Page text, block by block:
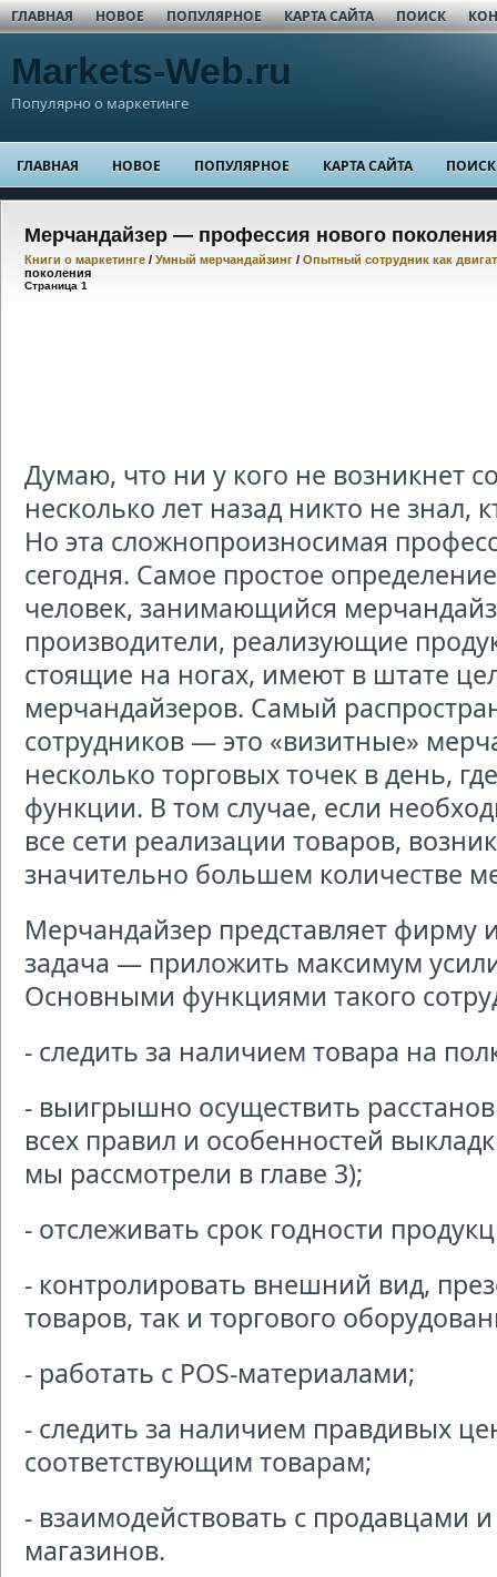
ГЛАВНАЯ НОВОЕ ПОПУЛЯРНОЕ КАРТА САЙТА ПОИСК
Markets-Web.ru
Популярно о маркетинге
ГЛАВНАЯ НОВОЕ ПОПУЛЯРНОЕ КАРТА САЙТА ПОИСК
Мерчандайзер — профессия нового поколения
Книги о маркетинге / Умный мерчандайзинг / Опытный сотрудник как
поколения
Страница 1
Думаю, что ни у кого не возникнет
несколько лет назад никто не знал,
Но эта сложнопроизносимая
сегодня. Самое простое
человек, занимающийся
производители, реализующие
стоящие на ногах, имеют в штате
мерчандайзеров. Самый
сотрудников — это «визитные»
несколько торговых точек в день,
функции. В том случае, если
все сети реализации товаров,
значительно большем количестве
Мерчандайзер представляет фирму
задача — приложить максимум
Основными функциями такого
- следить за наличием товара на
- выигрышно осуществить
всех правил и особенностей
мы рассмотрели в главе 3);
- отслеживать срок годности
- контролировать внешний вид,
товаров, так и торгового
- работать с POS-материалами;
- следить за наличием правдивых
соответствующим товарам;
- взаимодействовать с продавцами
магазинов.